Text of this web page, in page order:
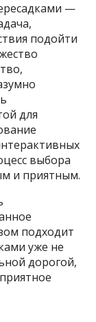
—
подойти
для
выбора
и приятным.
подходит
уже не
дорогой,